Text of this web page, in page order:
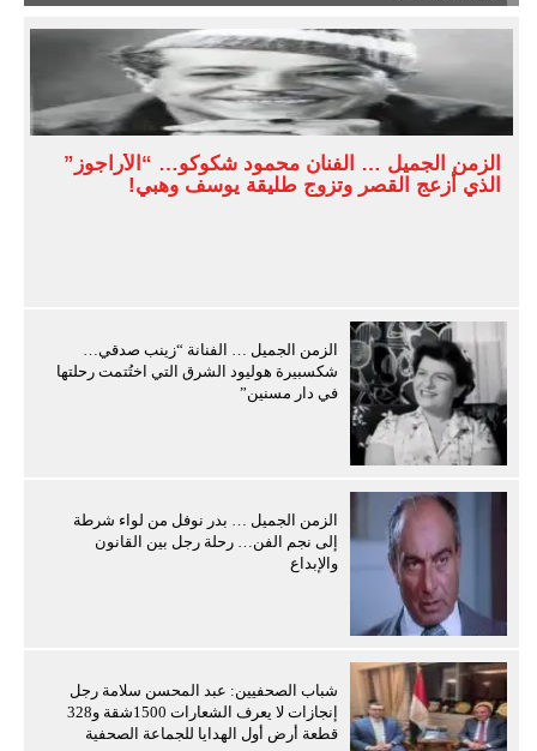
الزمن الجميل … الفنان محمود شكوكو… “الأراجوز”
الذي أزعج القصر وتزوج طليقة يوسف وهبي!
الزمن الجميل … الفنانة “زينب صدقي…
شكسبيرة هوليود الشرق التي اختُتمت رحلتها
في دار مسنين”
الزمن الجميل … بدر نوفل من لواء شرطة
إلى نجم الفن… رحلة رجل بين القانون
والإبداع
شباب الصحفيين: عبد المحسن سلامة رجل
إنجازات لا يعرف الشعارات 1500شقة و328
قطعة أرض أول الهدايا للجماعة الصحفية